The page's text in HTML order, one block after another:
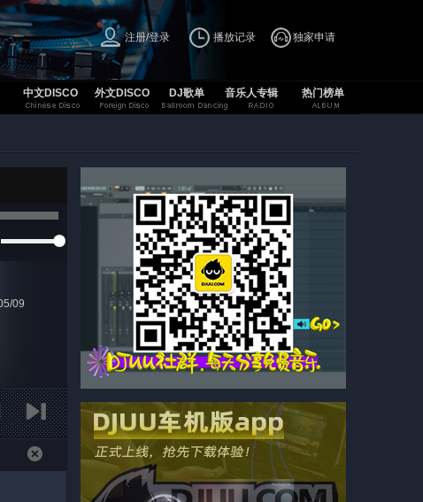
注册/登录 播放记录 独家申请
中文DISCO 外文DISCO DJ歌单 音乐人专辑 热门榜单
09